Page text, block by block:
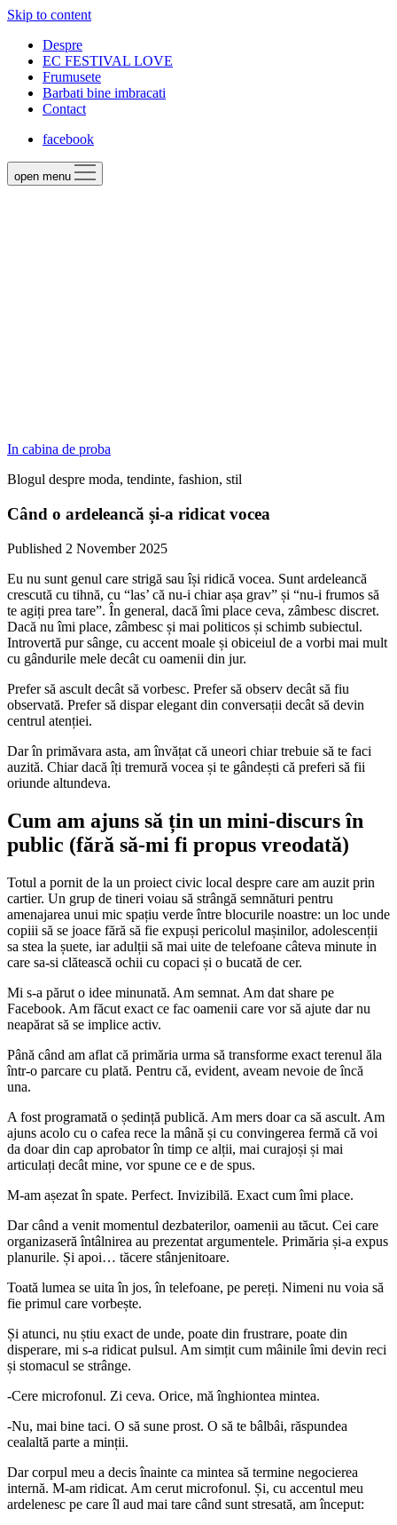
Skip to content
Despre
EC FESTIVAL LOVE
Frumusete
Barbati bine imbracati
Contact
facebook
open menu
In cabina de proba
Blogul despre moda, tendinte, fashion, stil
Când o ardeleancă și-a ridicat vocea
Published 2 November 2025
Eu nu sunt genul care strigă sau își ridică vocea. Sunt ardeleancă
crescută cu tihnă, cu “las’ că nu-i chiar așa grav” și “nu-i frumos să
te agiți prea tare”. În general, dacă îmi place ceva, zâmbesc discret.
Dacă nu îmi place, zâmbesc și mai politicos și schimb subiectul.
Introvertă pur sânge, cu accent moale și obiceiul de a vorbi mai mult
cu gândurile mele decât cu oamenii din jur.
Prefer să ascult decât să vorbesc. Prefer să observ decât să fiu
observată. Prefer să dispar elegant din conversații decât să devin
centrul atenției.
Dar în primăvara asta, am învățat că uneori chiar trebuie să te faci
auzită. Chiar dacă îți tremură vocea și te gândești că preferi să fii
oriunde altundeva.
Cum am ajuns să țin un mini-discurs în
public (fără să-mi fi propus vreodată)
Totul a pornit de la un proiect civic local despre care am auzit prin
cartier. Un grup de tineri voiau să strângă semnături pentru
amenajarea unui mic spațiu verde între blocurile noastre: un loc unde
copiii să se joace fără să fie expuși pericolul mașinilor, adolescenții
sa stea la șuete, iar adulții să mai uite de telefoane câteva minute in
care sa-si clătească ochii cu copaci și o bucată de cer.
Mi s-a părut o idee minunată. Am semnat. Am dat share pe
Facebook. Am făcut exact ce fac oamenii care vor să ajute dar nu
neapărat să se implice activ.
Până când am aflat că primăria urma să transforme exact terenul ăla
într-o parcare cu plată. Pentru că, evident, aveam nevoie de încă
una.
A fost programată o ședință publică. Am mers doar ca să ascult. Am
ajuns acolo cu o cafea rece la mână și cu convingerea fermă că voi
da doar din cap aprobator în timp ce alții, mai curajoși și mai
articulați decât mine, vor spune ce e de spus.
M-am așezat în spate. Perfect. Invizibilă. Exact cum îmi place.
Dar când a venit momentul dezbaterilor, oamenii au tăcut. Cei care
organizaseră întâlnirea au prezentat argumentele. Primăria și-a expus
planurile. Și apoi… tăcere stânjenitoare.
Toată lumea se uita în jos, în telefoane, pe pereți. Nimeni nu voia să
fie primul care vorbește.
Și atunci, nu știu exact de unde, poate din frustrare, poate din
disperare, mi s-a ridicat pulsul. Am simțit cum mâinile îmi devin reci
și stomacul se strânge.
-Cere microfonul. Zi ceva. Orice, mă înghiontea mintea.
-Nu, mai bine taci. O să sune prost. O să te bâlbâi, răspundea
cealaltă parte a minții.
Dar corpul meu a decis înainte ca mintea să termine negocierea
internă. M-am ridicat. Am cerut microfonul. Și, cu accentul meu
ardelenesc pe care îl aud mai tare când sunt stresată, am început: